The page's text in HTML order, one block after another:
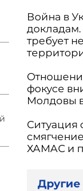
Война в
требует
фокусе
Молдовы
Ситуация
ХАМАС и